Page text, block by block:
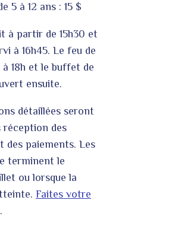
5 à 12 ans : 15 $
à partir de 15h30 et
à 16h45. Le feu de
18h et le buffet de
ensuite.
détaillées seront
réception des
des paiements. Les
terminent le
ou lorsque la
Faites votre
.